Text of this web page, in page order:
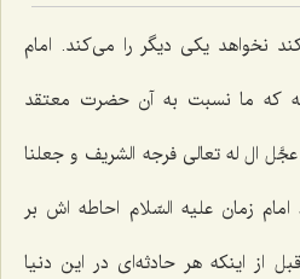
نخواهد یكی دیگر را می‌كند. امام
كه ما نسبت به آن حضرت معتقد
ال له تعالی فرجه الشریف و جعلنا
زمان علیه السّلام احاطه اش بر
از اینكه هر حادثه‌ای در این دنیا